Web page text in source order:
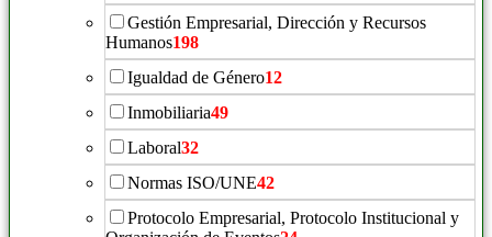
Gestión Empresarial, Dirección y Recursos
Humanos198
Igualdad de Género12
Inmobiliaria49
Laboral32
Normas ISO/UNE42
Protocolo Empresarial, Protocolo Institucional y